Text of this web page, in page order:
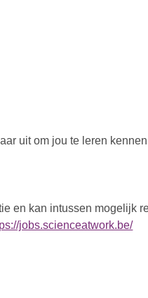
uit om jou te leren
en kan intussen mogelijk
jobs.scienceatwork.be/